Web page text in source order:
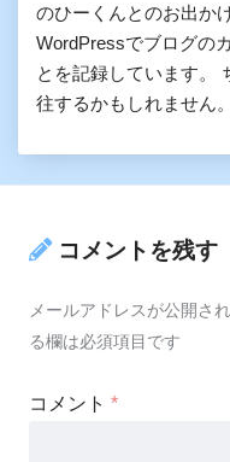
のひーくんとのお出か
WordPressでブログの
とを記録しています。
往するかもしれません。
コメントを残す
メールアドレスが公開さ
る欄は必須項目です
コメント *